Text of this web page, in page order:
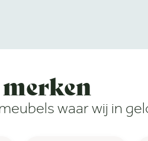
waar wij in